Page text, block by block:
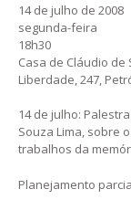
14 de julho de 2008
segunda-feira
18h30
Casa de Cláudio
Liberdade, 247,
14 de julho:
Souza Lima, sobre
trabalhos da
Planejamento